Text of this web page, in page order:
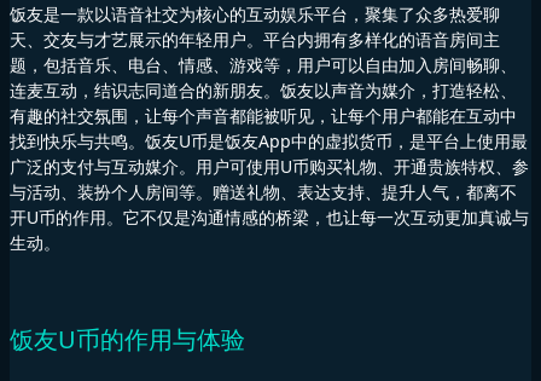
饭友是一款以语音社交为核心的互动娱乐平台，聚集了众多热爱聊
天、交友与才艺展示的年轻用户。平台内拥有多样化的语音房间主
题，包括音乐、电台、情感、游戏等，用户可以自由加入房间畅聊、
连麦互动，结识志同道合的新朋友。饭友以声音为媒介，打造轻松、
有趣的社交氛围，让每个声音都能被听见，让每个用户都能在互动中
找到快乐与共鸣。饭友U币是饭友App中的虚拟货币，是平台上使用最
广泛的支付与互动媒介。用户可使用U币购买礼物、开通贵族特权、参
与活动、装扮个人房间等。赠送礼物、表达支持、提升人气，都离不
开U币的作用。它不仅是沟通情感的桥梁，也让每一次互动更加真诚与
生动。
饭友U币的作用与体验